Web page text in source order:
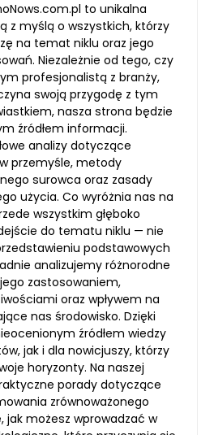
to unikalna
z myślą o wszystkich, którzy
na temat niklu oraz jego
Niezależnie od tego, czy
profesjonalistą z branży,
swoją przygodę z tym
nasza strona będzie
źródłem informacji.
analizy dotyczące
przemyśle, metody
surowca oraz zasady
użycia. Co wyróżnia nas na
wszystkim głęboko
do tematu niklu — nie
podstawowych
analizujemy różnorodne
zastosowaniem,
oraz wpływem na
nas środowisko. Dzięki
źródłem wiedzy
jak i dla nowicjuszy, którzy
horyzonty. Na naszej
porady dotyczące
zrównoważonego
jak możesz wprowadzać w